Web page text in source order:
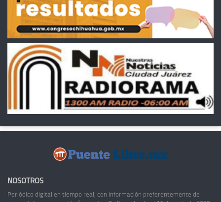
NOSOTROS
Periódico digital en tiempo real, con información preferentemente de